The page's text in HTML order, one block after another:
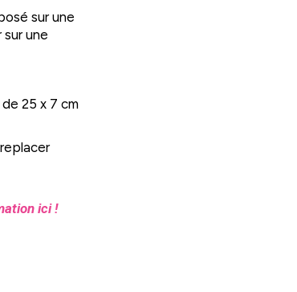
sur une
une
25 x 7 cm
ici !